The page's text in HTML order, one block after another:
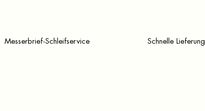
Messerbrief-Schleifservice Schnelle Lieferung